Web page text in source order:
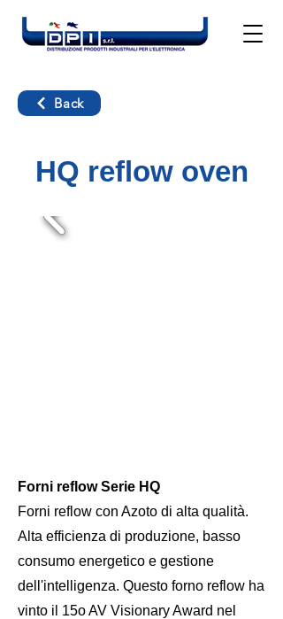
Back
HQ reflow oven
Forni reflow Serie HQ
Forni reflow con Azoto di alta qualità.
Alta efficienza di produzione, basso
consumo energetico e gestione
dell'intelligenza. Questo forno reflow ha
vinto il 15o AV Visionary Award nel